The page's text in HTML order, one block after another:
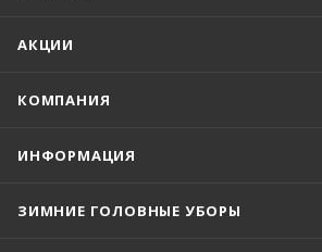
АКЦИИ
КОМПАНИЯ
ИНФОРМАЦИЯ
ЗИМНИЕ ГОЛОВНЫЕ УБОРЫ